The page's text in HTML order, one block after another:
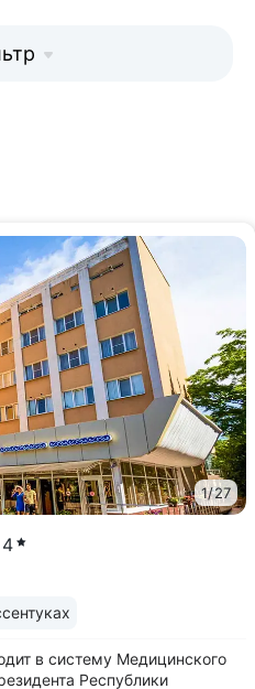
1/27
4
в систему Медицинского
Республики